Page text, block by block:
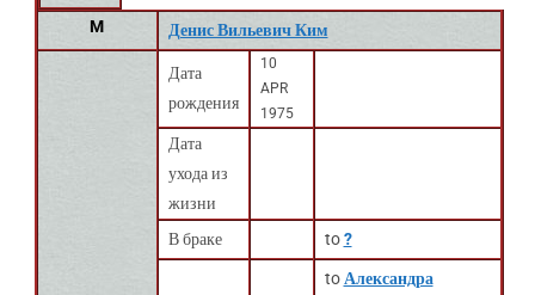
M
Денис Вильевич Ким
Дата
рождения
10
APR
1975
Дата
ухода из
жизни
В браке
to?
to Александра